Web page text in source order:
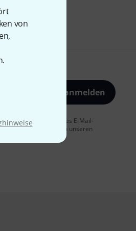
von
Jetzt anmelden
und einer Messung des E-Mail-
finden Sie in unseren